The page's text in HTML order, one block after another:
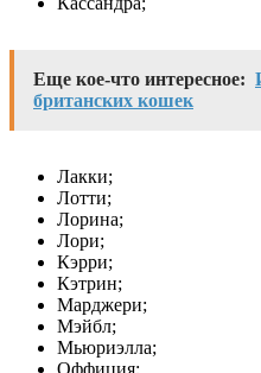
Еще кое-что интересное:
британских кошек
Лакки;
Лотти;
Лорина;
Лори;
Кэрри;
Кэтрин;
Марджери;
Мэйбл;
Мьюриэлла;
Оффиция;